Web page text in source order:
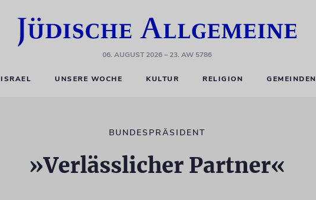
06. AUGUST 2026– 23. AW 5786
ISRAEL UNSERE WOCHE KULTUR RELIGION GEMEINDEN
BUNDESPRÄSIDENT
»Verlässlicher Partner«